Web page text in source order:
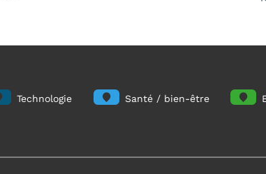
Technologie Santé / bien-être